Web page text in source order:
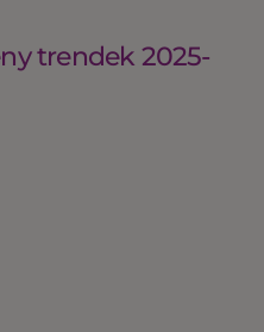
trendek 2025-